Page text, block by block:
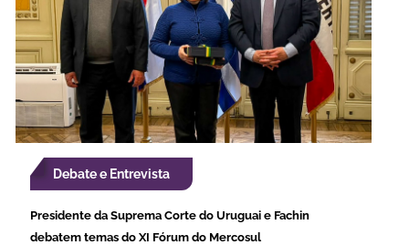
Debate e Entrevista
Presidente da Suprema Corte do Uruguai e Fachin
debatem temas do XI Fórum do Mercosul